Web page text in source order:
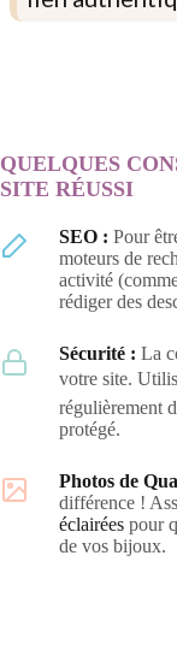
QUELQUES
SITE RÉUSSI
SEO : Pour
moteurs de
activité
rédiger des
Sécurité : La
votre site.
régulièrement
protégé.
Photos de
différence !
éclairées pour
de vos bijoux.